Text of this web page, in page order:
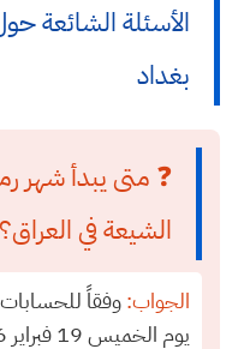
بغداد
الشيعة في العراق؟
الجواب:وفقاً للحسابات